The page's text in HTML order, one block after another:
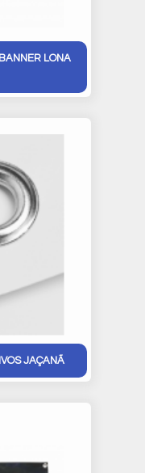
LONA
JAÇANÃ